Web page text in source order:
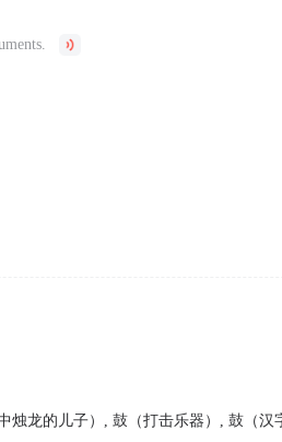
烛龙的儿子）, 鼓（打击乐器）, 鼓（汉